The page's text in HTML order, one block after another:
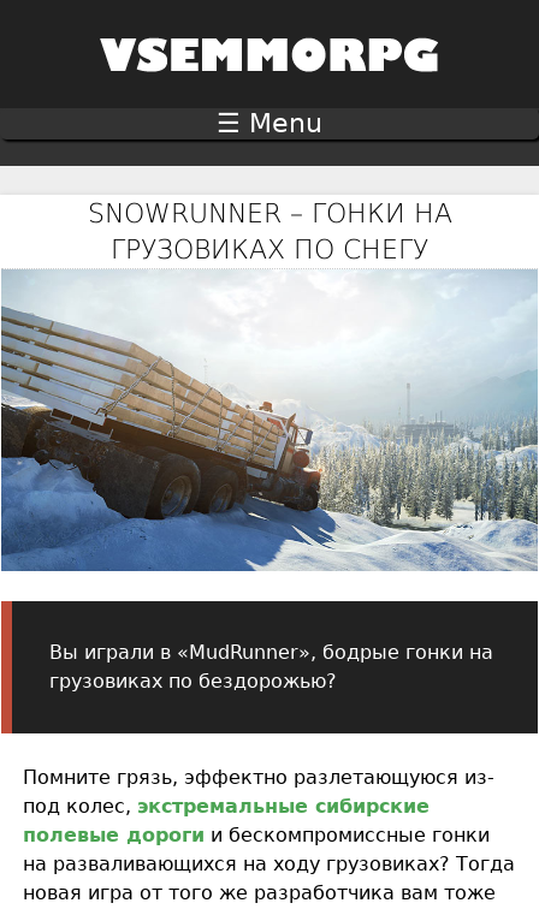
SNOWRUNNER – ГОНКИ НА
ГРУЗОВИКАХ ПО СНЕГУ
Вы играли в «MudRunner», бодрые гонки на
грузовиках по бездорожью?
Помните грязь, эффектно разлетающуюся из-
под колес, экстремальные сибирские
полевые дороги и бескомпромиссные гонки
на разваливающихся на ходу грузовиках? Тогда
новая игра от того же разработчика вам тоже
☰ Menu